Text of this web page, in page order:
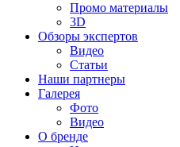
Промо материалы
3D
Обзоры экспертов
Видео
Статьи
Наши партнеры
Галерея
Фото
Видео
О бренде